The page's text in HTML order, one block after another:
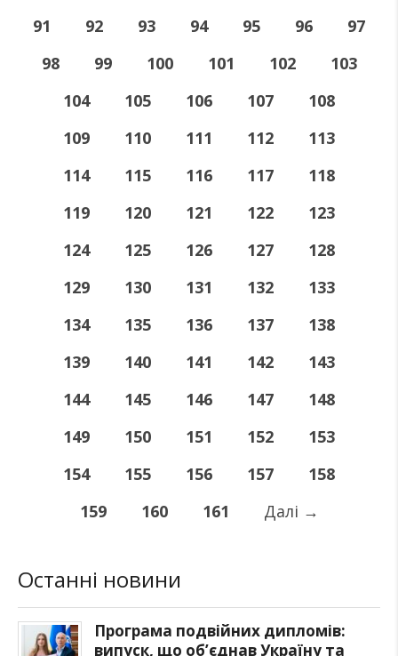
91
92 93 94 95 96
97
98
99 100 101 102
103
104
105 106 107
108
109
110 111 112
113
114
115 116 117
118
119
120 121 122
123
124
125 126 127
128
129
130 131 132
133
134
135 136 137
138
139
140 141 142
143
144
145 146 147
148
149
150 151 152
153
154
155 156 157
158
159
160 161 Далі →
Останні новини
Програма подвійних дипломів:
випуск, що об’єднав Україну та